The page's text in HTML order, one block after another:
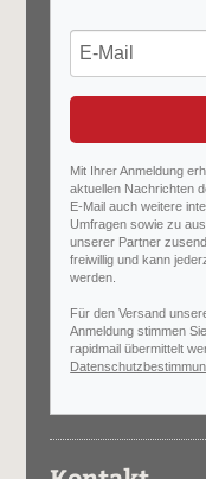
Mit Ihrer Anmeldung
aktuellen Nachrichten
E-Mail auch weitere
Umfragen sowie zu
unserer Partner
freiwillig und kann
werden.
Für den Versand
Anmeldung stimmen
rapidmail übermittelt